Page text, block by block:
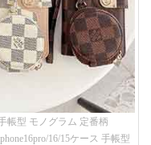
帳型 モノグラム 定番柄
16/15ケース 手帳型